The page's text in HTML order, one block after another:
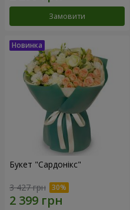
Замовити
Букет "Сардонікс"
3 427 грн